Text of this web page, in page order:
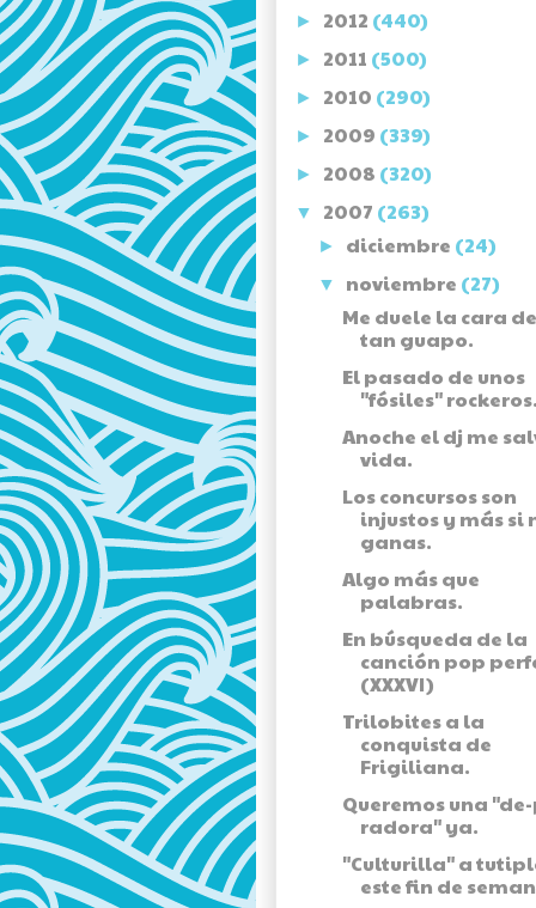
► 2012 (440)
► 2011 (500)
► 2010 (290)
► 2009 (339)
► 2008 (320)
▼ 2007 (263)
► diciembre (24)
▼ noviembre (27)
Me duele la cara
tan guapo.
El pasado de unos
"fósiles"
Anoche el dj me
vida.
Los concursos son
injustos y más si
ganas.
Algo más que
palabras.
En búsqueda de la
canción pop
(XXXVI)
Trilobites a la
conquista de
Frigiliana.
Queremos una
radora" ya.
"Culturilla" a
este fin de